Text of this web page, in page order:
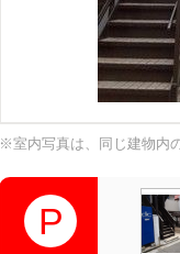
※室内写真は、同じ建物内